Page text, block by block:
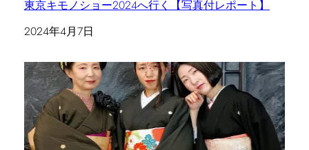
東京キモノショー2024へ行く【写真付レポート】
日付
2024年4月7日